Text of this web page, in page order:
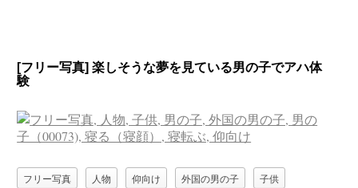
[フリー写真] 楽しそうな夢を見ている男の子でアハ体
験
フリー写真 人物 仰向け 外国の男の子 子供